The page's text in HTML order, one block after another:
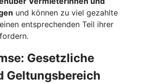
und können zu viel gezahlte
entsprechenden Teil ihrer
Gesetzliche
Geltungsbereich